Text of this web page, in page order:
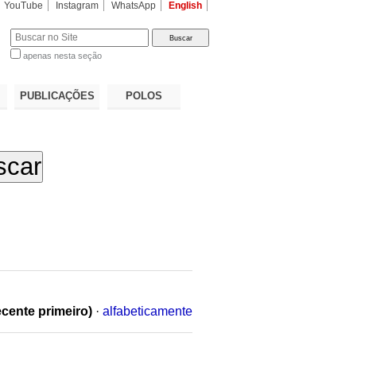
YouTube Instagram WhatsApp English
apenas nesta seção
PUBLICAÇÕES POLOS
primeiro) · alfabeticamente